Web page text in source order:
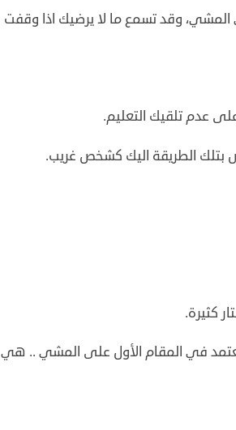
وقد تسمع ما لا يرضيك اذا وقفت
عدم تلقيك التعليم.
بتلك الطريقة اليك كشخص غريب.
كثيرة.
في المقام الأول على المشي .. هي